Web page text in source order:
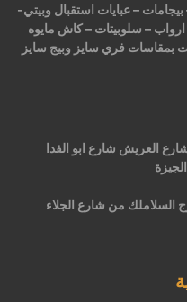
– عبايات استقبال وبيتي-
– سلوبيتات – كاش مايوه
بمقاسات فري سايز وبيج سايز
العريش شارع ابو الفدا
برج السلاملك من شارع الجلاء